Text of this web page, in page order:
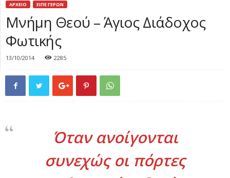
ΑΡΧΕΙΟ ΕΙΠΕ ΓΕΡΩΝ
Μνήμη Θεού – Άγιος Διάδοχος
Φωτικής
13/10/2014 2285
Όταν ανοίγονται
συνεχώς οι πόρτες